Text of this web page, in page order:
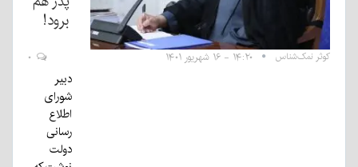
برود!
کوثر نمک‌شناس ۱۴:۲۰ - ۱۶ شهریور ۱۴۰۱
دبیر
شورای
اطلاع
رسانی
دولت